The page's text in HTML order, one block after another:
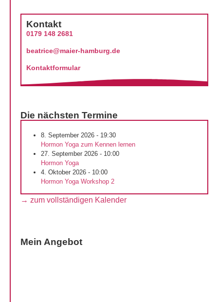
Kontakt
0179 148 2681
beatrice@maier-hamburg.de
Kontaktformular
Die nächsten Termine
8. September 2026 - 19:30
Hormon Yoga zum Kennen lernen
27. September 2026 - 10:00
Hormon Yoga
4. Oktober 2026 - 10:00
Hormon Yoga Workshop 2
→ zum vollständigen Kalender
Mein Angebot